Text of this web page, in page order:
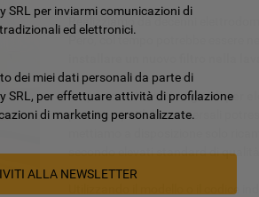
Realizziamo da decenni
Però, col tempo potrebbe essere
installare un nuovo filtro nella
Acquistarericambi originali per
parti compatibili o universali
mettiamo a disposizione solo
secondo elevati standard di qualità.
Utilizzando il modello o il codice
SRL per inviarmi comunicazioni di
ed elettronici.
dei miei dati personali da parte di
SRL, per effettuare attività di profilazione
di marketing personalizzate.
ALLA NEWSLETTER